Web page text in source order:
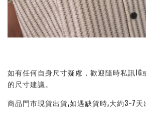
如有任何自身尺寸疑慮，歡迎隨時私訊IG
的尺寸建議。
商品門市現貨出貨,如遇缺貨時,大約3-7天